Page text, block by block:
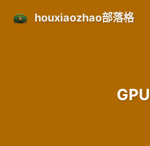
houxiaozhao部落格
GPU